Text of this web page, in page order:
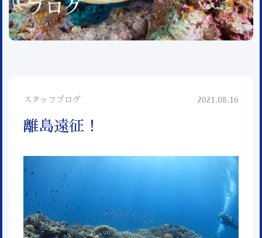
ブログ
スタッフブログ 2021.08.16
離島遠征！